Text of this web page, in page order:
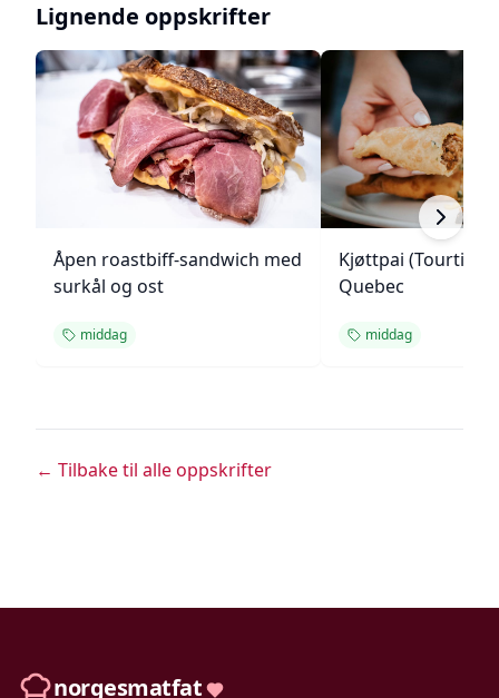
Lignende oppskrifter
Åpen roastbiff-sandwich med
surkål og ost
middag
Kjøttpai
Quebec
middag
← Tilbake til alle oppskrifter
norgesmatfat